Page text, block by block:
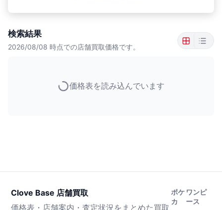
検索結果
2026/08/08 時点での店舗買取価格です。
価格表を読み込んでいます
Clove Base 店舗買取
価格表・店舗案内・査定状況をまとめた買取
ポケ
カ
ワンピ
ース